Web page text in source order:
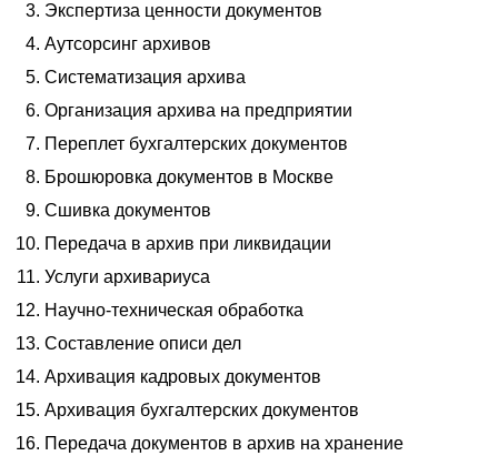
Экспертиза ценности документов
Аутсорсинг архивов
Систематизация архива
Организация архива на предприятии
Переплет бухгалтерских документов
Брошюровка документов в Москве
Сшивка документов
Передача в архив при ликвидации
Услуги архивариуса
Научно-техническая обработка
Составление описи дел
Архивация кадровых документов
Архивация бухгалтерских документов
Передача документов в архив на хранение
Промышленность и производство
Сфера услуг
Автомобильная индустрия
Государственный сектор
Медицинские учреждения
Нефтегазовые компании
Торговые компании
10 Страховые компании и НПФ
11 Финансовые компании и банки
Персональные сервисы
01 Руководителю отдела кадров
02 Архивисту и делопроизводителю
03 Административному директору
04 Юристу